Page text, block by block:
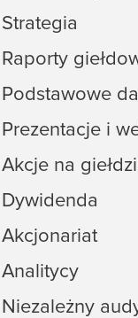
Strategia
Raporty
Podstawowe
Prezentacje i
Akcje na
Dywidenda
Akcjonariat
Analitycy
Niezależny